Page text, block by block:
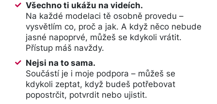
Všechno ti ukážu na videích.
Na každé modelaci tě osobně provedu –
vysvětlím co, proč a jak. A když něco nebude
jasné napoprvé, můžeš se kdykoli vrátit.
Přístup máš navždy.
Nejsi na to sama.
Součástí je i moje podpora – můžeš se
kdykoli zeptat, když budeš potřebovat
popostrčit, potvrdit nebo ujistit.